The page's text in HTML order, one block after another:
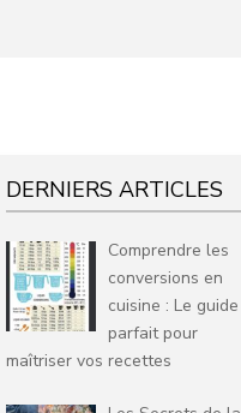
DERNIERS ARTICLES
Comprendre les
conversions en
cuisine : Le guide
parfait pour
maîtriser vos recettes